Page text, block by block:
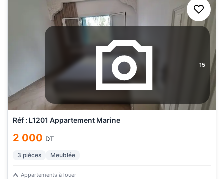
15
Réf : L1201 Appartement Marine
2 000 DT
3 pièces Meublée
Appartements à louer